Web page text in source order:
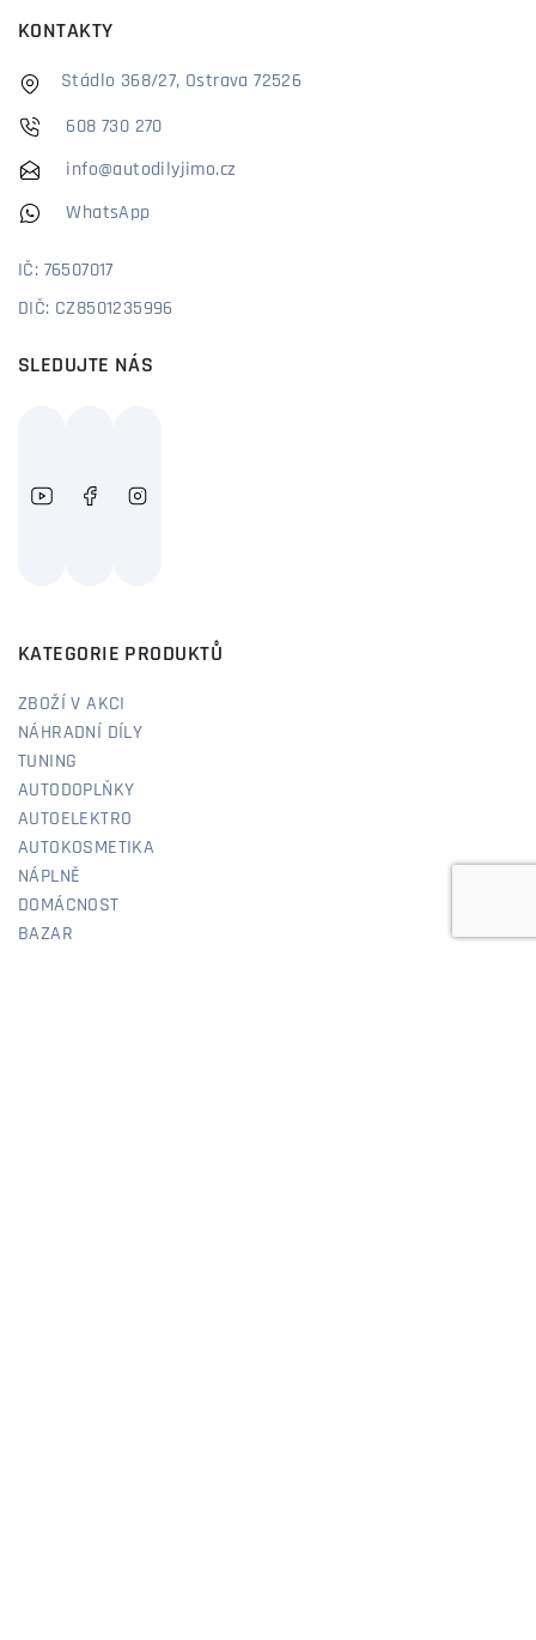
KONTAKTY
Stádlo 368/27, Ostrava 72526
608 730 270
info@autodilyjimo.cz
WhatsApp
IČ: 76507017
DIČ: CZ8501235996
SLEDUJTE NÁS
KATEGORIE PRODUKTŮ
ZBOŽÍ V AKCI
NÁHRADNÍ DÍLY
TUNING
AUTODOPLŇKY
AUTOELEKTRO
AUTOKOSMETIKA
NÁPLNĚ
DOMÁCNOST
BAZAR